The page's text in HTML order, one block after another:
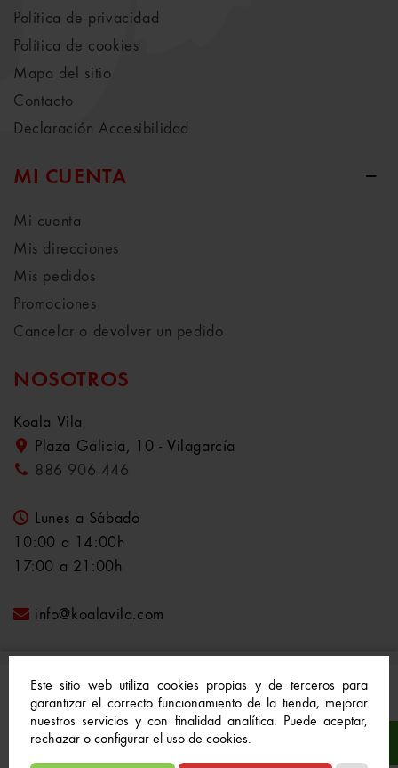
Este sitio web utiliza cookies propias y de terceros para
garantizar el correcto funcionamiento de la tienda, mejorar
nuestros servicios y con finalidad analítica. Puede aceptar,
rechazar o configurar el uso de cookies.
Política de privacidad
Política de cookies
Mapa del sitio
Contacto
Declaración Accesibilidad
MI CUENTA
Mi cuenta
Mis direcciones
Mis pedidos
Promociones
Cancelar o devolver un pedido
NOSOTROS
Koala Vila
Plaza Galicia, 10 - Vilagarcía
886 906 446
Lunes a Sábado
10:00 a 14:00h
17:00 a 21:00h
info@koalavila.com
© 2021-2022 Koala Vila™. Todos los derechos